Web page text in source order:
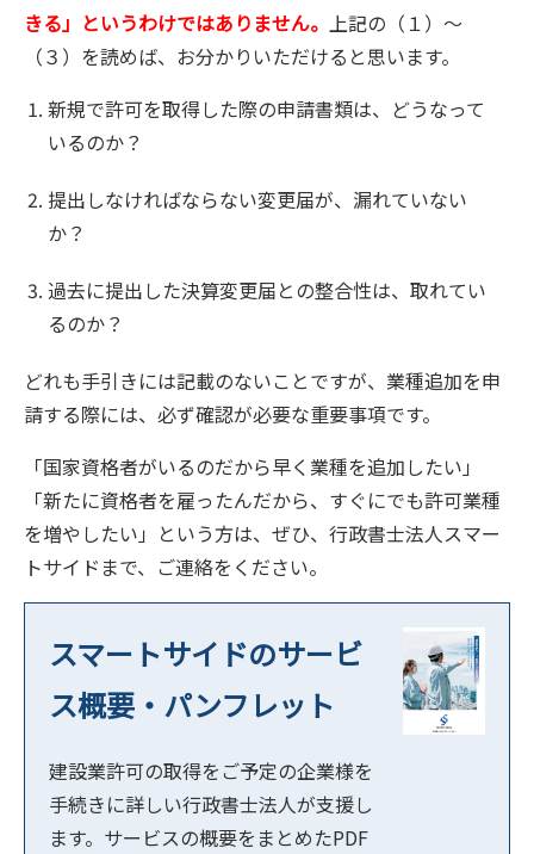
きる」というわけではありません。
上記の（１）～
（３）を読めば、お分かりいただけると思います。
新規で許可を取得した際の申請書類は、どうなって
いるのか？
提出しなければならない変更届が、漏れていない
か？
過去に提出した決算変更届との整合性は、取れてい
るのか？
どれも手引きには記載のないことですが、業種追加を申
請する際には、必ず確認が必要な重要事項です。
「国家資格者がいるのだから早く業種を追加したい」
「新たに資格者を雇ったんだから、すぐにでも許可業種
を増やしたい」という方は、ぜひ、行政書士法人スマー
トサイドまで、ご連絡をください。
スマートサイドのサービ
ス概要・パンフレット
建設業許可の取得をご予定の企業様を
手続きに詳しい行政書士法人が支援し
ます。サービスの概要をまとめたPDF